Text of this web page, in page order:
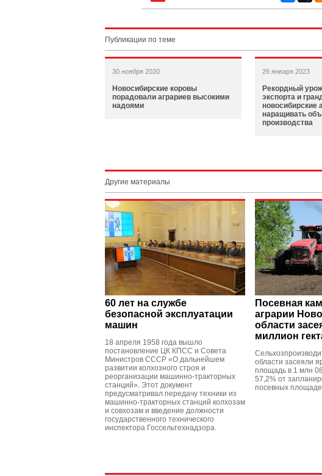
Публикации по теме
30 ноября 2020
Новосибирские коровы
порадовали аграриев высокими
надоями
26 января 2023
Рекордный
экспорта и
новосибирские
наращивать
производства
Другие материалы
60 лет на службе
безопасной эксплуатации
машин
18 апреля 1958 года вышло
постановление ЦК КПСС и Совета
Министров СССР «О дальнейшем
развитии колхозного строя и
реорганизации машинно-тракторных
станций». Этот документ
предусматривал передачу техники из
машинно-тракторных станций колхозам
и совхозам и введение должности
государственного технического
инспектора Госсельтехнадзора.
Посевная
аграрии
области
миллион
области засеяли
площадь в 1 млн
57,2% от
посевных